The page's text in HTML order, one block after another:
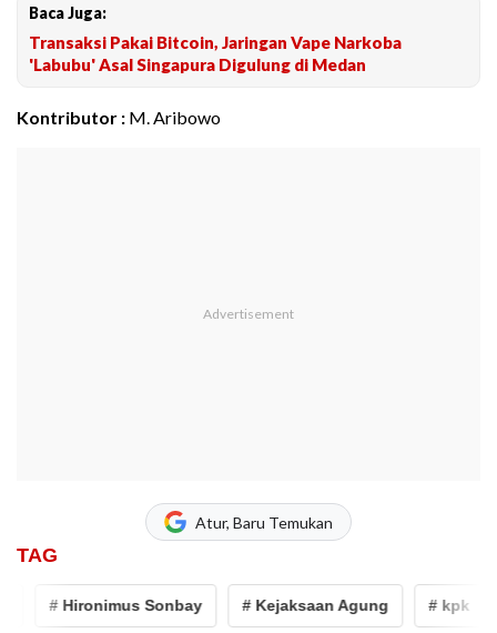
Baca Juga:
Transaksi Pakai Bitcoin, Jaringan Vape Narkoba
'Labubu' Asal Singapura Digulung di Medan
Kontributor : M. Aribowo
Atur, Baru Temukan
TAG
# Hironimus Sonbay # Kejaksaan Agung # kpk